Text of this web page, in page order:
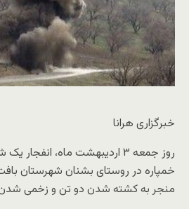
خبرگزاری هرانا
روز جمعه ۳ اردیبهشت ماه،
خمپاره در روستای بشنان شهرستان
منجر به کشته شدن دو تن و زخمی